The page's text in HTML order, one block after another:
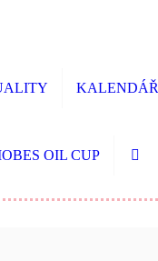
KALENDÁŘ
OIL CUP